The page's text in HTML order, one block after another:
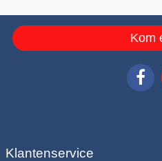
Kom
Klantenservice